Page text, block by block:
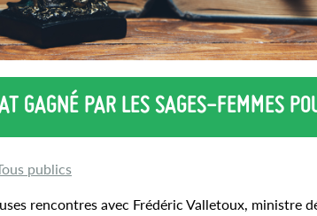
GAGNÉ PAR LES SAGES-FEMMES
publics
rencontres avec Frédéric Valletoux, ministre